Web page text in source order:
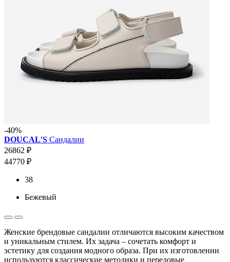
-40%
DOUCAL'S Сандалии
26862 ₽
44770 ₽
38
Бежевый
Женские брендовые сандалии отличаются высоким качеством
и уникальным стилем. Их задача – сочетать комфорт и
эстетику для создания модного образа. При их изготовлении
используются классические методики и передовые